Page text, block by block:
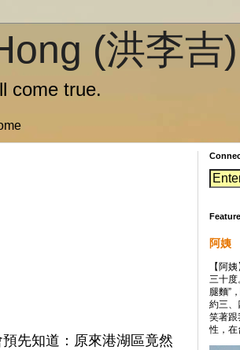
(洪李吉)
come true.
先知道：原來港湖區竟然
阿姨
【阿
三十度
腿麵”
約三、
笑著跟
性，在